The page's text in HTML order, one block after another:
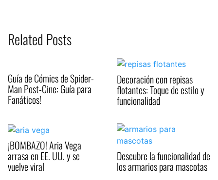
Related Posts
Guía de Cómics de Spider-
Man Post-Cine: Guía para
Fanáticos!
Decoración con repisas
flotantes: Toque de estilo y
funcionalidad
¡BOMBAZO! Aria Vega
arrasa en EE. UU. y se
vuelve viral
Descubre la funcionalidad de
los armarios para mascotas